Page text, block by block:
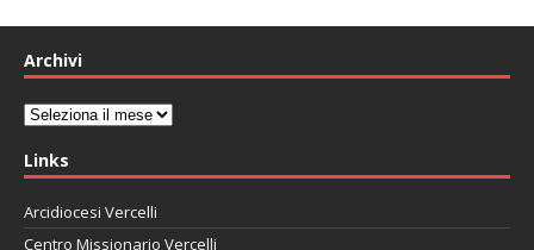
Archivi
Archivi
Links
Arcidiocesi Vercelli
Centro Missionario Vercelli